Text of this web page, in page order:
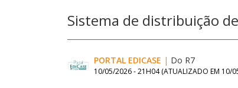
Sistema de distribuição
PORTAL EDICASE | Do R7
10/05/2026 - 21H04 (ATUALIZADO EM 10/